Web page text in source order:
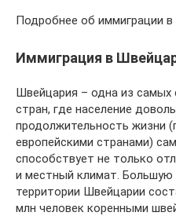
Подробнее об иммиграции в
Иммиграция в
Швейцария – одна из
стран, где население
продолжительность жизни
европейскими странами)
способствует не только
и местный климат.
территории Швейцарии
млн человек коренными